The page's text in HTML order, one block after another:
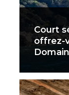
Court
offrez-